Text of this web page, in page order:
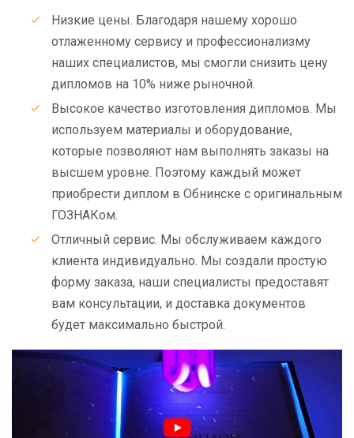
Низкие цены. Благодаря нашему хорошо
отлаженному сервису и профессионализму
наших специалистов, мы смогли снизить цену
дипломов на 10% ниже рыночной.
Высокое качество изготовления дипломов. Мы
используем материалы и оборудование,
которые позволяют нам выполнять заказы на
высшем уровне. Поэтому каждый может
приобрести диплом в Обнинске с оригинальным
ГОЗНАКом.
Отличный сервис. Мы обслуживаем каждого
клиента индивидуально. Мы создали простую
форму заказа, наши специалисты предоставят
вам консультации, и доставка документов
будет максимально быстрой.